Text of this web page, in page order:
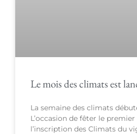
Le mois des climats est
La semaine des climats
L’occasion de fêter le
l’inscription des Climats du